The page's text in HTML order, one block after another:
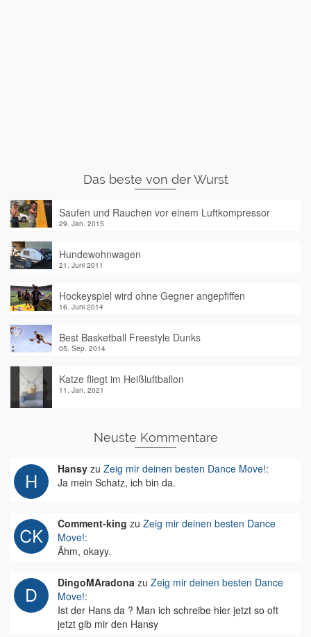
Das beste von der Wurst
Saufen und Rauchen vor einem Luftkompressor
29. Jan. 2015
Hundewohnwagen
21. Juni 2011
Hockeyspiel wird ohne Gegner angepfiffen
16. Juni 2014
Best Basketball Freestyle Dunks
05. Sep. 2014
Katze fliegt im Heißluftballon
11. Jan. 2021
Neuste Kommentare
Hansy zu Zeig mir deinen besten Dance Move!:
Ja mein Schatz, ich bin da.
Comment-king zu Zeig mir deinen besten Dance
Move!:
Ähm, okayy.
DingoMAradona zu Zeig mir deinen besten Dance
Move!:
Ist der Hans da ? Man ich schreibe hier jetzt so oft
jetzt gib mir den Hansy